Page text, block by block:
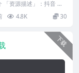
「资源描述」：抖音 不
琳 秘语空间 NO.010期
4.8K 30
下载